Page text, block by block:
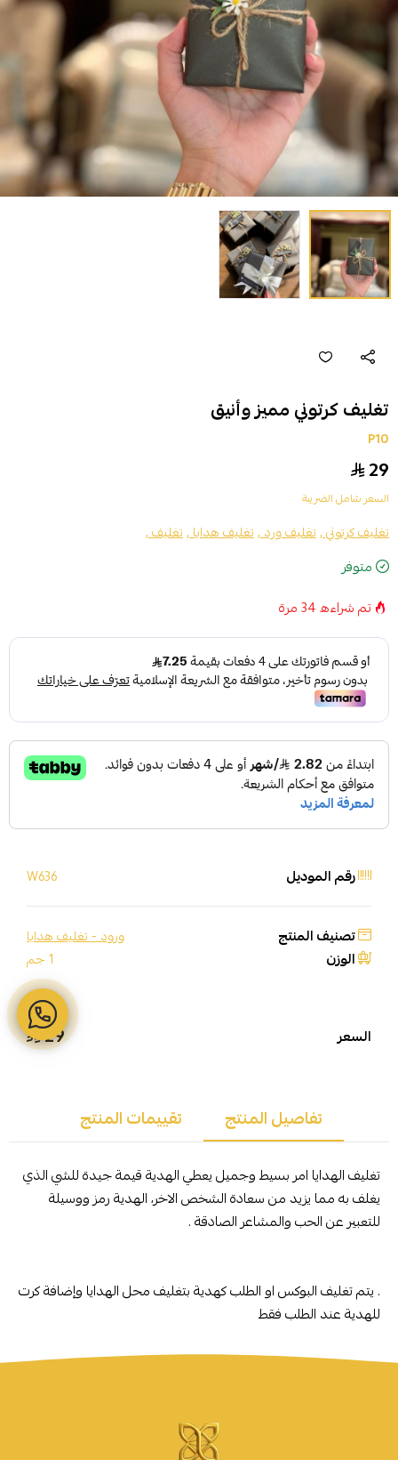
تغليف كرتوني مميز وأنيق
P10
29
السعر شامل الضريبة
تغليف كرتوني ,تغليف ورد ,تغليف هدايا ,تغليف ,
متوفر
تم شراءه34مرة
رقم الموديل W636
تصنيف المنتج ورود - تغليف هدايا
الوزن 1 جم
السعر 29
تفاصيل المنتج تقييمات المنتج
تغليف الهدايا امر بسيط وجميل يعطي الهدية قيمة جيدة للشي الذي
يغلف به مما يزيد من سعادة الشخص الاخر، الهدية رمز ووسيلة
للتعبير عن الحب والمشاعر الصادقة .
. يتم تغليف البوكس او الطلب كهدية بتغليف محل الهدايا وإضافة كرت
للهدية عند الطلب فقط